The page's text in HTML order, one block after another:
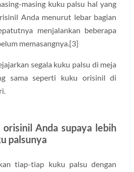
masing kuku palsu hal yang
Anda menurut lebar bagian
menjalankan beberapa
memasangnya.[3]
segala kuku palsu di meja
sama seperti kuku orisinil di
Anda supaya lebih
palsunya
tiap-tiap kuku palsu dengan